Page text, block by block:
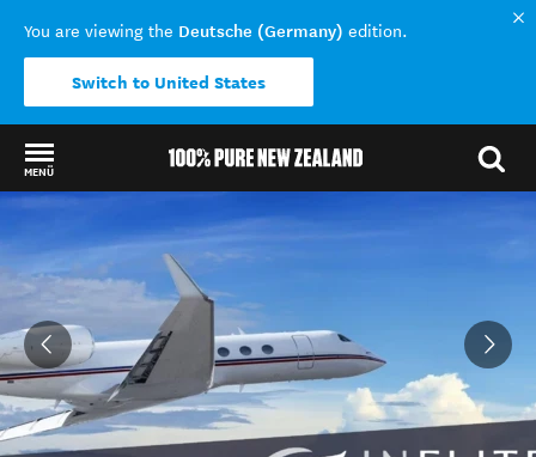
You are viewing the Deutsche (Germany) edition.
Switch to United States
MENÜ